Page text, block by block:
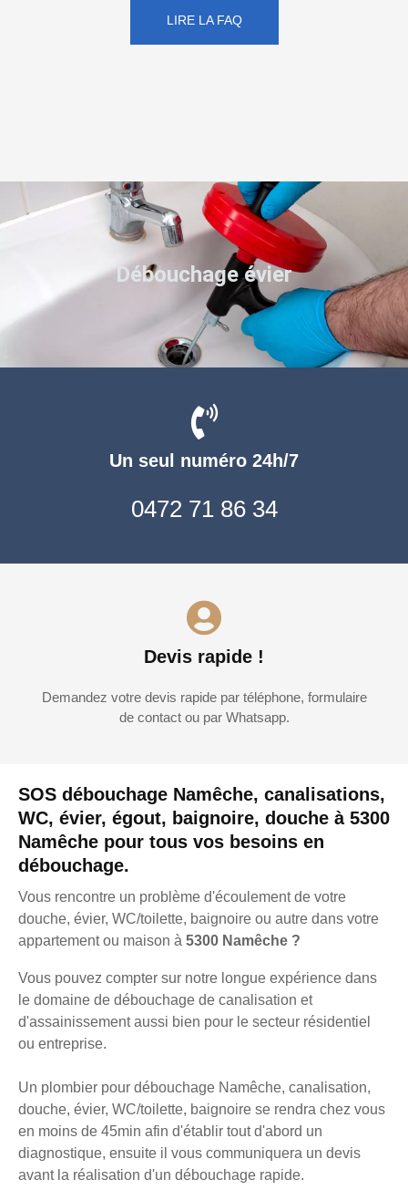
LIRE LA FAQ
SOS débouchage Namêche, canalisations,
WC, évier, égout, baignoire, douche à 5300
Namêche pour tous vos besoins en
débouchage.
Vous rencontre un problème d'écoulement de votre
douche, évier, WC/toilette, baignoire ou autre dans votre
appartement ou maison à 5300 Namêche ?
Vous pouvez compter sur notre longue expérience dans
le domaine de débouchage de canalisation et
d'assainissement aussi bien pour le secteur résidentiel
ou entreprise.
Un plombier pour débouchage Namêche, canalisation,
douche, évier, WC/toilette, baignoire se rendra chez vous
en moins de 45min afin d'établir tout d'abord un
diagnostique, ensuite il vous communiquera un devis
avant la réalisation d'un débouchage rapide.
Un seul numéro 24h/7
0472 71 86 34
Devis rapide !
Demandez votre devis rapide par téléphone, formulaire
de contact ou par Whatsapp.
Débouchage évier